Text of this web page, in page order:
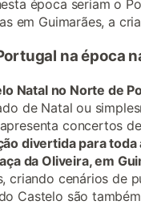
época seriam o
em Guimarães, a
na época
Natal no Norte de
de Natal ou
concertos
divertida para
da Oliveira, em
criando cenários de
Castelo são